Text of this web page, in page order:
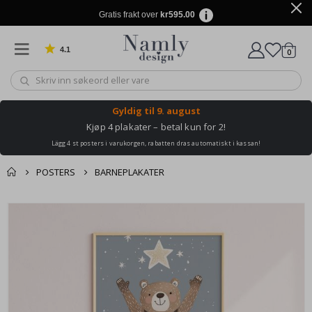
Gratis frakt over kr595.00
4.1 Basert på 1031 stemmer 0varer
Gyldig til 9. august
Kjøp 4 plakater – betal kun for 2!
Lägg 4 st posters i varukorgen, rabatten dras automatiskt i kassan!
POSTERS BARNEPLAKATER
Andre kjøpte
produkter